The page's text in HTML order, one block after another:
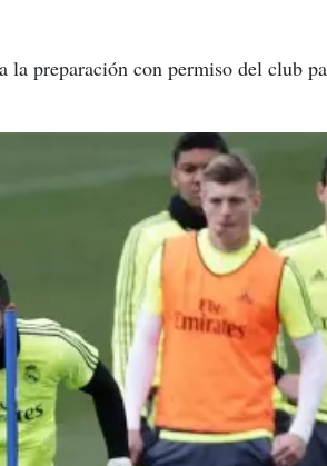
preparación con permiso del club